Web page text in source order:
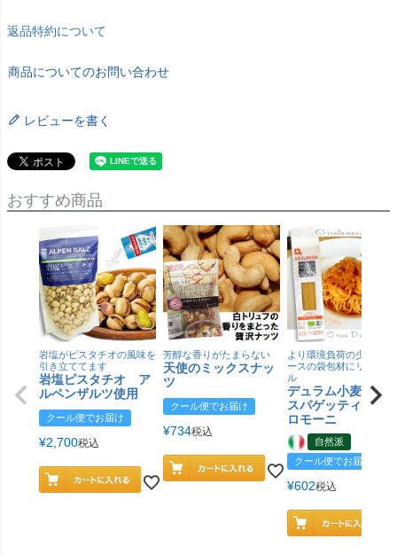
返品特約について
商品についてのお問い合わせ
レビューを書く
おすすめ商品
岩塩がピスタチオの風味を
引き立ててます
岩塩ピスタチオ ア
ルペンザルツ使用
クール便でお届け
¥2,700税込
芳醇な香りがたまらない
天使のミックスナッ
ツ
クール便でお届け
¥734税込
より環境負荷の少ない紙
ースの袋包材にリニュー
ル
デュラム小麦 有
スパゲッティ／ジ
ロモーニ
自然派
クール便でお届け
¥602税込